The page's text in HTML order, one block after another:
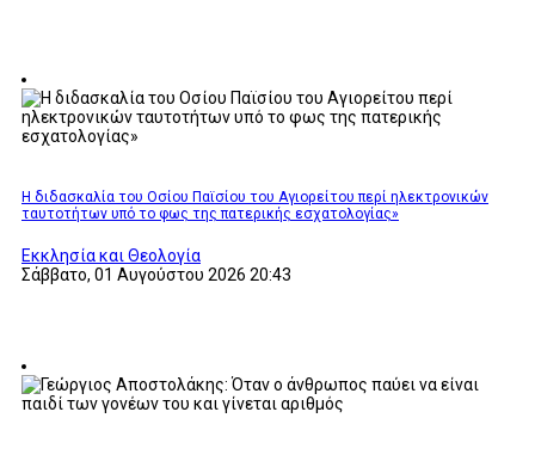
Η διδασκαλία του Οσίου Παϊσίου του Αγιορείτου περί ηλεκτρονικών
ταυτοτήτων υπό το φως της πατερικής εσχατολογίας»
Εκκλησία και Θεολογία
Σάββατο, 01 Αυγούστου 2026 20:43